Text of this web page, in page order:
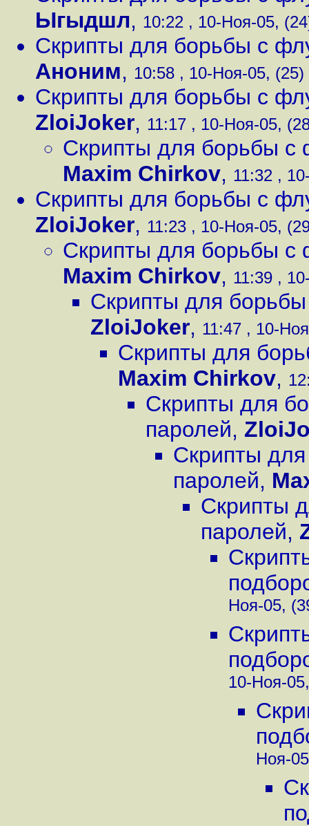
Ыгыдшл, 10:22 , 10-Ноя-05,
Скрипты для борьбы с
Аноним, 10:58 , 10-Ноя-05, (25)
Скрипты для борьбы с
ZloiJoker, 11:17 , 10-Ноя-05,
Скрипты для борьбы с
Maxim Chirkov, 11:32 ,
Скрипты для борьбы с
ZloiJoker, 11:23 , 10-Ноя-05,
Скрипты для борьбы с
Maxim Chirkov, 11:39 ,
Скрипты для
ZloiJoker, 11:47 , 10-
Скрипты для
Maxim Chirkov,
Скрипты для
паролей,
Скрипты
паролей,
Скрипты
паролей,
Ноя-05,
10-Ноя-
Ноя-